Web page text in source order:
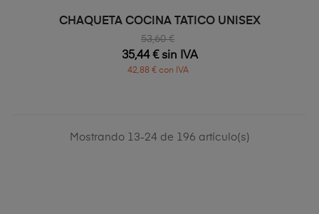
CHAQUETA COCINA TATICO UNISEX
53,60 €
35,44 € sin IVA
42,88 € con IVA
Mostrando 13-24 de 196 artículo(s)